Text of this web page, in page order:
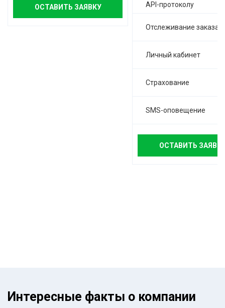
ОСТАВИТЬ ЗАЯВКУ
API-протоколу
Отслеживание заказа
Личный кабинет
Страхование
SMS-оповещение
ОСТАВИТЬ
Интересные факты о компании